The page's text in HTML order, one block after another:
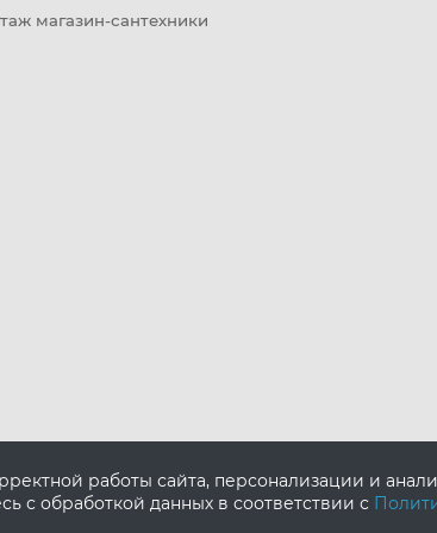
работы сайта, персонализации и
с обработкой данных в соответствии с
магазин-сантехники